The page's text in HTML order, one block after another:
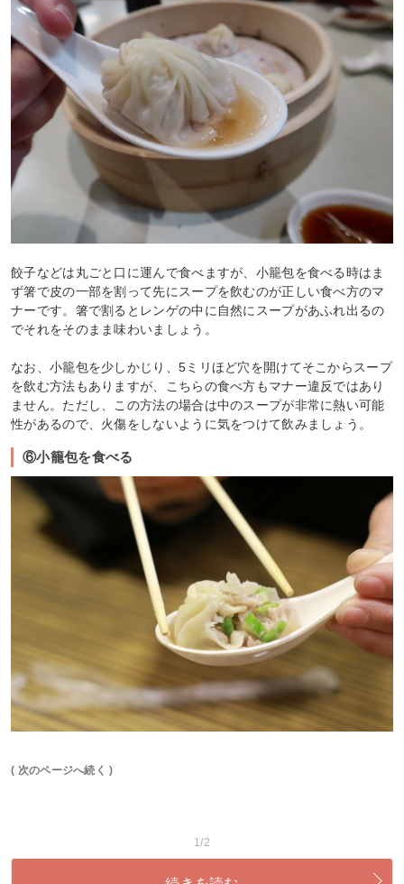
餃子などは丸ごと口に運んで食べますが、小籠包を食べる時はま
ず箸で皮の一部を割って先にスープを飲むのが正しい食べ方のマ
ナーです。箸で割るとレンゲの中に自然にスープがあふれ出るの
でそれをそのまま味わいましょう。
なお、小籠包を少しかじり、5ミリほど穴を開けてそこからスープ
を飲む方法もありますが、こちらの食べ方もマナー違反ではあり
ません。ただし、この方法の場合は中のスープが非常に熱い可能
性があるので、火傷をしないように気をつけて飲みましょう。
⑥小籠包を食べる
( 次のページへ続く )
1/2